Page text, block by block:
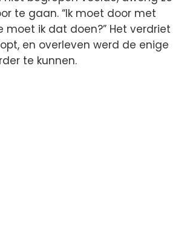
te gaan. “Ik moet door met
moet ik dat doen?” Het verdriet
en overleven werd de enige
te kunnen.